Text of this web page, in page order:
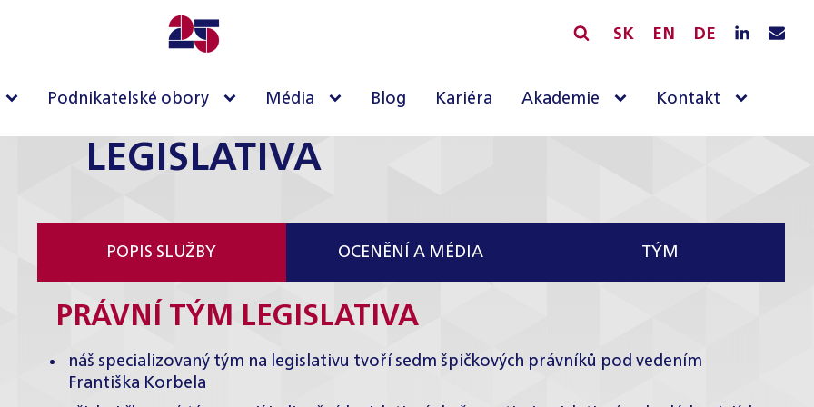
SK EN DE
Podnikatelské obory Média Blog Kariéra Akademie Kontakt
LEGISLATIVA
POPIS SLUŽBY OCENĚNÍ A MÉDIA TÝM
PRÁVNÍ TÝM LEGISLATIVA
náš specializovaný tým na legislativu tvoří sedm špičkových právníků pod vedením
Františka Korbela